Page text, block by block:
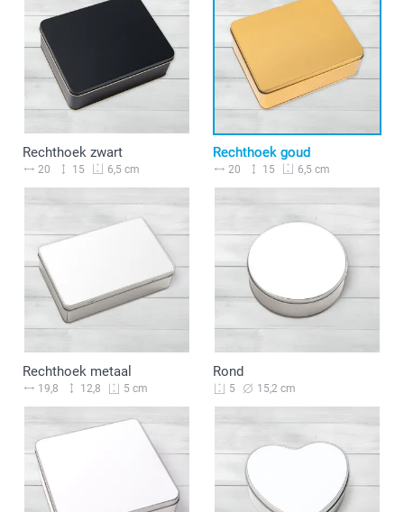
Rechthoek zwart
20 15 6,5 cm
Rechthoek goud
20 15 6,5 cm
Rechthoek metaal
19,8 12,8 5 cm
Rond
5 15,2 cm